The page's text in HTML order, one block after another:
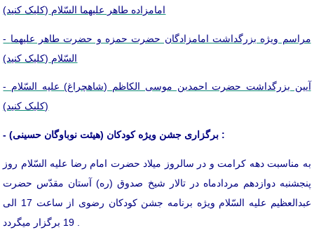
امامزاده طاهر علیهما السّلام (کلیک کنید)
- مراسم ویژه بزرگداشت امامزادگان حضرت حمزه و حضرت طاهر علیهما
السّلام (کلیک کنید)
- آیین بزرگداشت حضرت احمدبن موسی الکاظم (شاهچراغ) علیه السّلام
(کلیک کنید)
- برگزاری جشن ویژه کودکان (هیئت نوباوگان حسینی) :
به مناسبت دهه کرامت و در سالروز میلاد حضرت امام رضا علیه السّلام روز
پنجشنبه دوازدهم مردادماه در تالار شیخ صدوق (ره) آستان مقدّس حضرت
عبدالعظیم علیه السّلام ویژه برنامه جشن کودکان رضوی از ساعت 17 الی